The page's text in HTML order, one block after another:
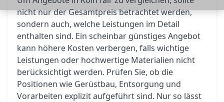
nicht nur der Gesamtpreis betrachtet werden,
sondern auch, welche Leistungen im Detail
enthalten sind. Ein scheinbar günstiges Angebot
kann höhere Kosten verbergen, falls wichtige
Leistungen oder hochwertige Materialien nicht
berücksichtigt werden. Prüfen Sie, ob die
Positionen wie Gerüstbau, Entsorgung und
Vorarbeiten explizit aufgeführt sind. Nur so lässt